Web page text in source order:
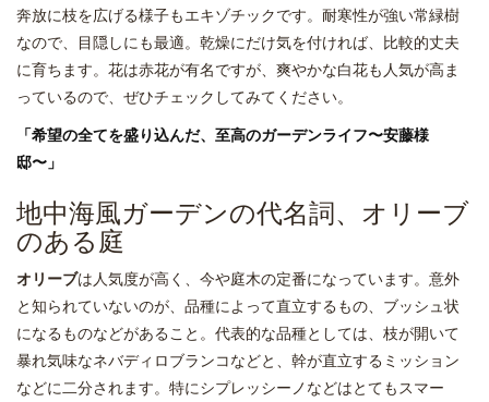
奔放に枝を広げる様子もエキゾチックです。耐寒性が強い常緑樹
なので、目隠しにも最適。乾燥にだけ気を付ければ、比較的丈夫
に育ちます。花は赤花が有名ですが、爽やかな白花も人気が高ま
っているので、ぜひチェックしてみてください。
「希望の全てを盛り込んだ、至高のガーデンライフ〜安藤様
邸〜」
地中海風ガーデンの代名詞、オリーブ
のある庭
オリーブは人気度が高く、今や庭木の定番になっています。意外
と知られていないのが、品種によって直立するもの、ブッシュ状
になるものなどがあること。代表的な品種としては、枝が開いて
暴れ気味なネバディロブランコなどと、幹が直立するミッション
などに二分されます。特にシプレッシーノなどはとてもスマー